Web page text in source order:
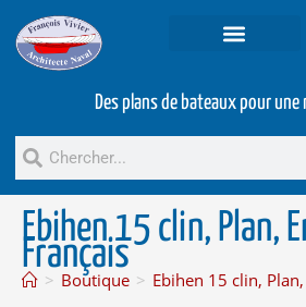
Des plans de bateaux pour une
Ebihen 15 clin, Plan,
Français
> Boutique > Ebihen 15 clin,